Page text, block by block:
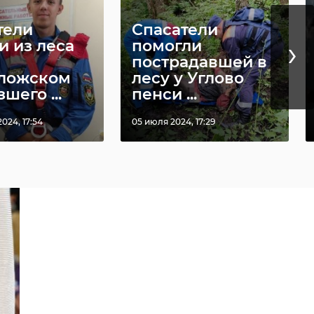
из леса
...
17:54
Спасатели
помогли
пострадавшей в
лесу у Углово
пенси ...
05 июля 2024, 17:29
›